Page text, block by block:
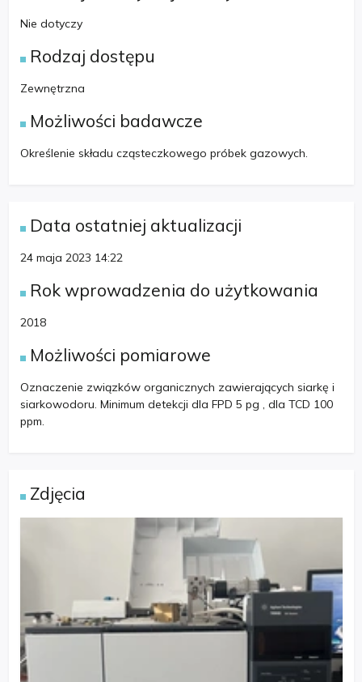
Nie dotyczy
Rodzaj dostępu
Zewnętrzna
Możliwości badawcze
Określenie składu cząsteczkowego próbek gazowych.
Data ostatniej aktualizacji
24 maja 2023 14:22
Rok wprowadzenia do użytkowania
2018
Możliwości pomiarowe
Oznaczenie związków organicznych zawierających siarkę i
siarkowodoru. Minimum detekcji dla FPD 5 pg , dla TCD 100
ppm.
Zdjęcia